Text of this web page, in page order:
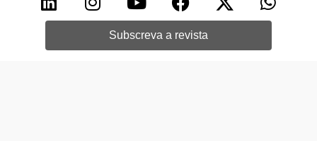
Subscreva a revista